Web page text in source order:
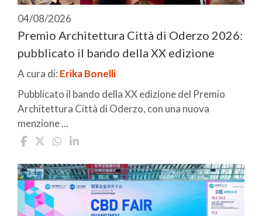
04/08/2026
Premio Architettura Città di Oderzo 2026:
pubblicato il bando della XX edizione
A cura di: Erika Bonelli
Pubblicato il bando della XX edizione del Premio
Architettura Città di Oderzo, con una nuova
menzione ...